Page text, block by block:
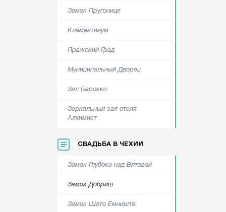
Замок Пругонице
Клементинум
Пражский Град
Муниципальный Дворец
Зал Барокко
Зеркальный зал отеля
Алхимист
СВАДЬБА В ЧЕХИИ
Замок Глубока над Влтавой
Замок Добриш
Замок Шато Емниште